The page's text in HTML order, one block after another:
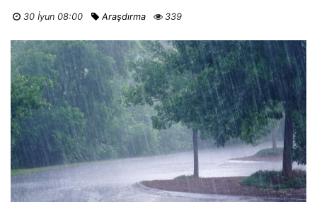
30 İyun 08:00 Araşdırma 339